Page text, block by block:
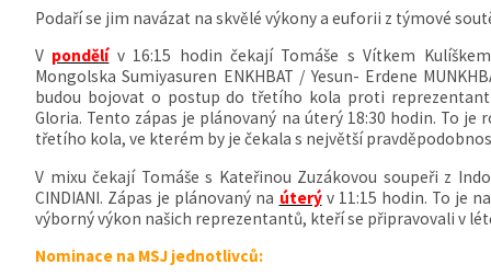
Podaří se jim navázat na skvělé výkony a euforii z týmové
V pondělív 16:15 hodin čekají Tomáše s Vítkem
Mongolska Sumiyasuren ENKHBAT / Yesun- Erdene
budou bojovat o postup do třetího kola proti
Gloria. Tento zápas je plánovaný na úterý 18:30 hodin. To
třetího kola, ve kterém by je čekala s největší
V mixu čekají Tomáše s Kateřinou Zuzákovou soupeři z
CINDIANI. Zápas je plánovaný na úterýv 11:15 hodin. To je
výborný výkon našich reprezentantů, kteří se připravovali v
Nominace na MSJ jednotlivců: